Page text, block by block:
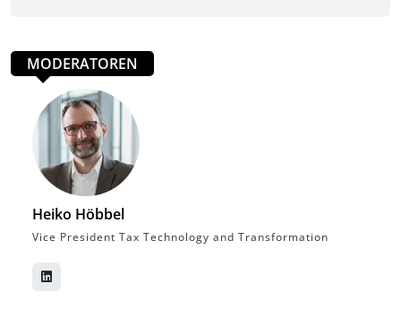
MODERATOREN
Heiko Höbbel
Vice President Tax Technology and Transformation